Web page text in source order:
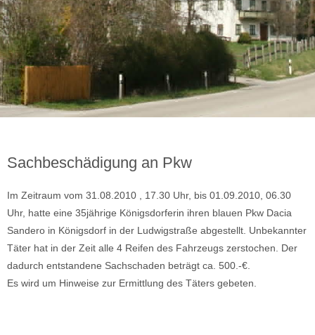
Sachbeschädigung an Pkw
Im Zeitraum vom 31.08.2010 , 17.30 Uhr, bis 01.09.2010, 06.30
Uhr, hatte eine 35jährige Königsdorferin ihren blauen Pkw Dacia
Sandero in Königsdorf in der Ludwigstraße abgestellt. Unbekannter
Täter hat in der Zeit alle 4 Reifen des Fahrzeugs zerstochen. Der
dadurch entstandene Sachschaden beträgt ca. 500.-€.
Es wird um Hinweise zur Ermittlung des Täters gebeten.